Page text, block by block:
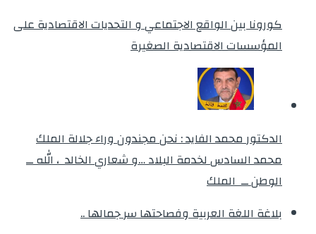
كورونا بين الواقع الاجتماعي و التحديات الاقتصادية على
المؤسسات الاقتصادية الصغيرة
الدكتور محمد الفايد : نحن مجندون وراء جلالة الملك
محمد السادس لخدمة البلاد …و شعاري الخالد ، الله ــ
الوطن ــ الملك
بلاغة اللغة العربية وفصاحتها سر جمالها ..